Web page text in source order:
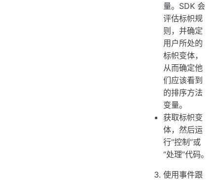
量。SDK 会
评估标帜规
则，并确定
用户所处的
标帜变体，
从而确定他
们应该看到
的排序方法
变量。
获取标帜变
体，然后运
行“控制”或
“处理”代码。
使用事件跟